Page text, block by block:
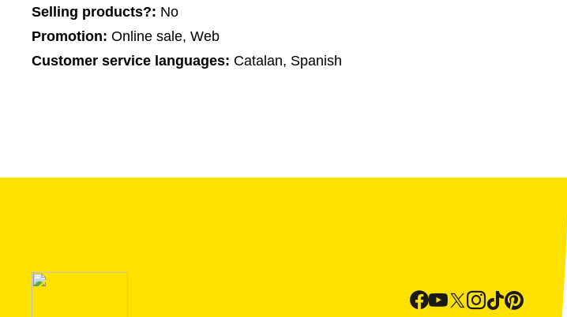
Selling products?: No
Promotion: Online sale, Web
Customer service languages: Catalan, Spanish